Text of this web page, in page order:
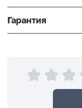
Гарантия